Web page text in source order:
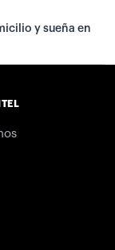
y sueña en